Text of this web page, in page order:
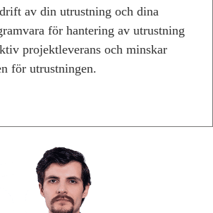
av din utrustning och dina
för hantering av utrustning
projektleverans och minskar
för utrustningen.